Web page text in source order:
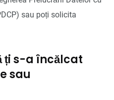
sau poți solicita
ți s-a încălcat
sau